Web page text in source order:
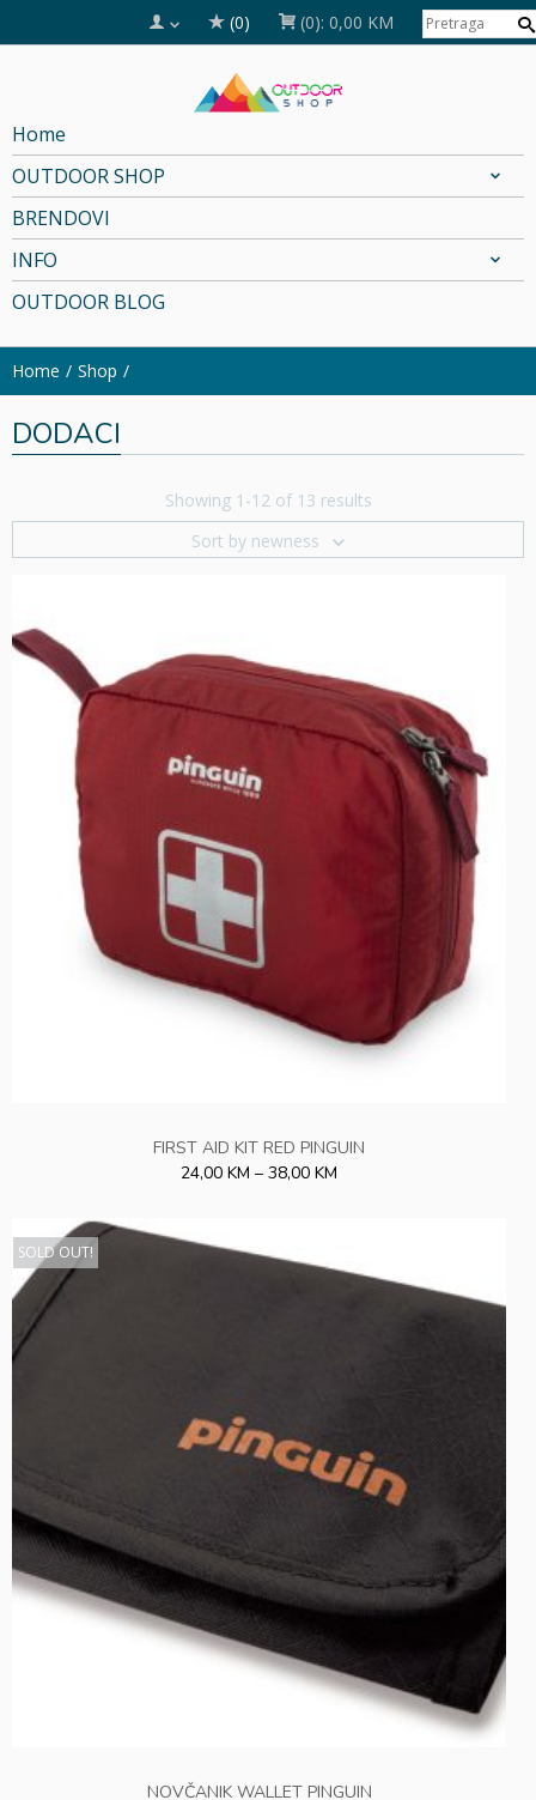
(0) (0): 0,00 KM
Home
OUTDOOR SHOP
BRENDOVI
INFO
OUTDOOR BLOG
Home Shop
DODACI
Showing 1-12 of 13 results
Sort by newness
FIRST AID KIT RED PINGUIN
24,00 KM – 38,00 KM
SOLD OUT!
NOVČANIK WALLET PINGUIN